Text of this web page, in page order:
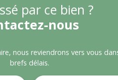
par ce bien ?
nous
nous reviendrons vers vous
brefs délais.